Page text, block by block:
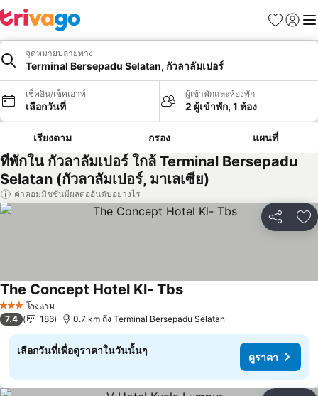
รายการโป
เข้าสู่ร
เมนู
จุดหมายปลายทาง
Terminal Bersepadu Selatan, กัวลาลัมเปอร์
เช็คอิน/เช็คเอาท์
เลือกวันที่
ผู้เข้าพักและห้องพัก
2 ผู้เข้าพัก, 1 ห้อง
เรียงตาม กรอง แผนที่
ที่พักใน กัวลาลัมเปอร์ ใกล้ Terminal Bersepadu
Selatan (กัวลาลัมเปอร์, มาเลเซีย)
ค่าคอมมิชชั่นมีผลต่ออันดับอย่างไร
แชร์ เ
3 ดาว โรงแรม
The Concept Hotel Kl- Tbsดูราคา
7.4 186 0.7 km ถึง Terminal Bersepadu Selatan
เลือกวันที่เพื่อดูราคาในวันนั้นๆ
ดูราคา